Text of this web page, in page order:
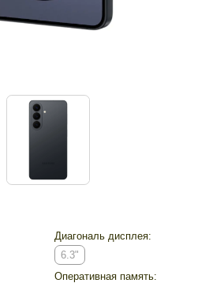
Диагональ дисплея:
6.3"
Оперативная память: